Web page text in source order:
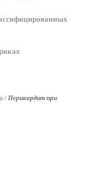
/Перикардит при